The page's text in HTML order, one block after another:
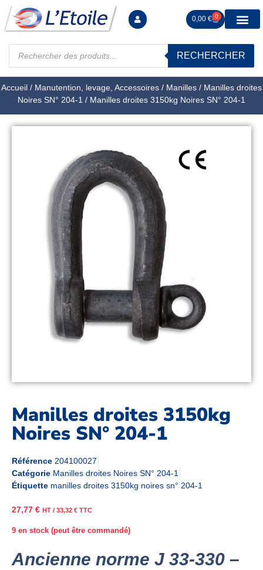
0,00 € 0
RECHERCHER
Accueil / Manutention, levage, Accessoires / Manilles / Manilles droites
Noires SN° 204-1 / Manilles droites 3150kg Noires SN° 204-1
Manilles droites 3150kg
Noires SN° 204-1
Référence 204100027
Catégorie Manilles droites Noires SN° 204-1
Étiquette manilles droites 3150kg noires sn° 204-1
27,77 € HT / 33,32 € TTC
9 en stock (peut être commandé)
Ancienne norme J 33-330 –